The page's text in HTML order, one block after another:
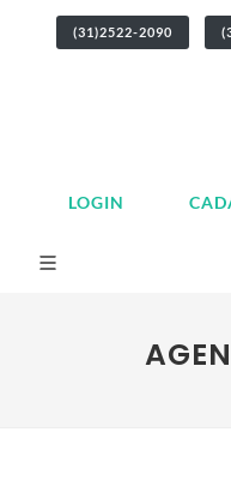
(31)2522-2090
LOGIN